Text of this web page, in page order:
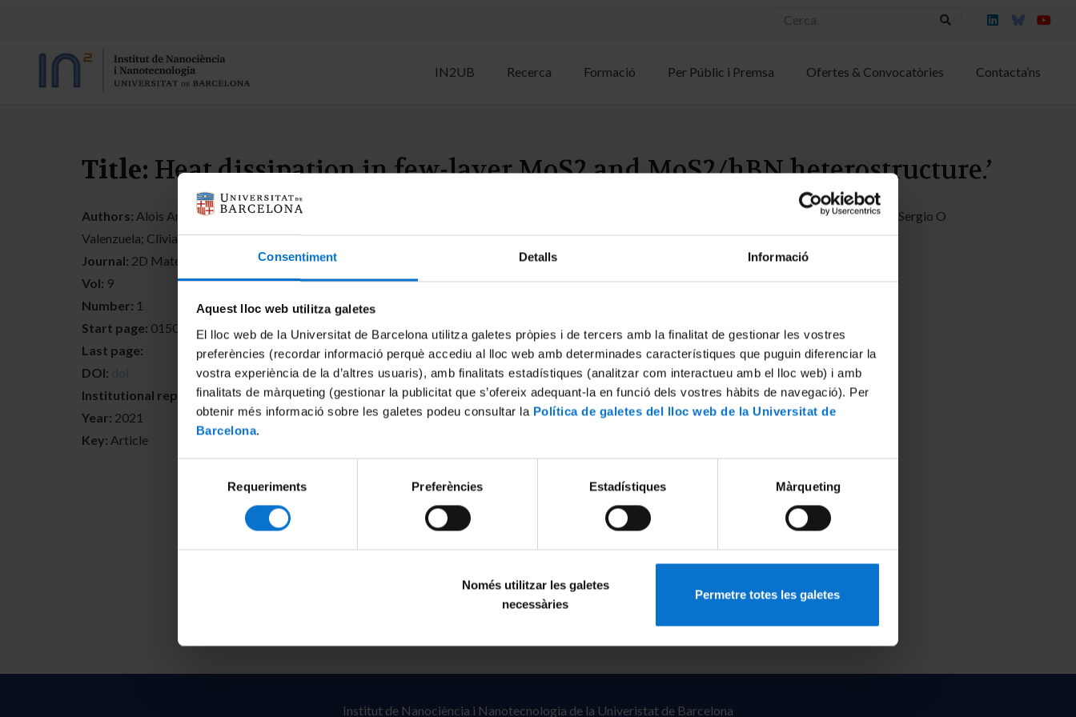
Consentiment Detalls Informació
Aquest lloc web utilitza galetes
El lloc web de la Universitat de Barcelona utilitza galetes pròpies i de tercers amb la finalitat de gestionar les vostres
preferències (recordar informació perquè accediu al lloc web amb determinades característiques que puguin diferenciar la
vostra experiència de la d’altres usuaris), amb finalitats estadístiques (analitzar com interactueu amb el lloc web) i amb
finalitats de màrqueting (gestionar la publicitat que s’ofereix adequant-la en funció dels vostres hàbits de navegació). Per
obtenir més informació sobre les galetes podeu consultar la Política de galetes del lloc web de la Universitat de
Barcelona.
consentiment
Requeriments Preferències Estadístiques Màrqueting
Només utilitzar les galetes
necessàries
Permetre totes les galetes
IN2UB Recerca Formació Per Públic i Premsa Ofertes & Convocatòries Contacta’ns
Title: Heat dissipation in few-layer MoS2 and MoS2/hBN heterostructure.’
Authors: Alois Arrighi; Elena del Corro; Daniel Navarro-Urrios; Marius V Costache; Juan F Sierra; Kenji Watanabe; Takashi Taniguchi; Jose A Garrido; Sergio O
Valenzuela; Clivia M Sotomayor Torres; Marianna Sledzinska
Journal: 2D Materials
Vol: 9
Number: 1
Start page: 015005
Last page:
DOI: doi
Institutional repositories:
Year: 2021
Key: Article
Institut de Nanociència i Nanotecnologia de la Univeristat de Barcelona